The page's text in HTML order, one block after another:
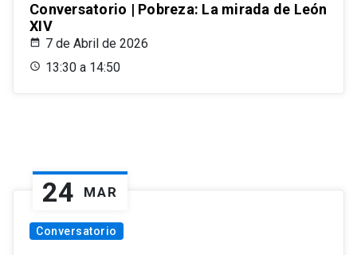
Conversatorio | Pobreza: La mirada de León
XIV
7 de Abril de 2026
13:30 a 14:50
24 MAR
Conversatorio